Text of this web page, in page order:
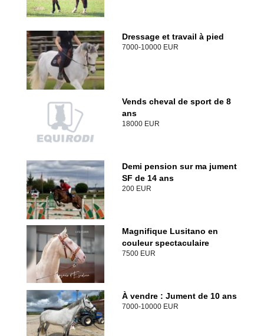
Dressage et travail à pied
7000-10000 EUR
Vends cheval de sport de 8
ans
18000 EUR
Demi pension sur ma jument
SF de 14 ans
200 EUR
Magnifique Lusitano en
couleur spectaculaire
7500 EUR
À vendre : Jument de 10 ans
7000-10000 EUR